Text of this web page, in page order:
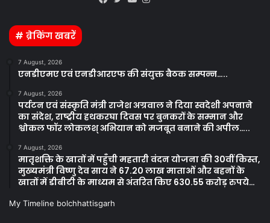
# ब्रेकिंग खबरें
7 August, 2026
एनडीएमए एवं एनडीआरएफ की संयुक्त बैठक सम्पन्न…..
7 August, 2026
पर्यटन एवं संस्कृति मंत्री राजेश अग्रवाल ने दिया स्वदेशी अपनाने
का संदेश, राष्ट्रीय हथकरघा दिवस पर बुनकरों के सम्मान और
श्वोकल फॉर लोकलश् अभियान को मजबूत बनाने की अपील…..
7 August, 2026
मातृशक्ति के खातों में पहुँची महतारी वंदन योजना की 30वीं किस्त,
मुख्यमंत्री विष्णु देव साय ने 67.20 लाख माताओं और बहनों के
खातों में डीबीटी के माध्यम से अंतरित किए 630.55 करोड़ रुपये…
My Timeline bolchhattisgarh